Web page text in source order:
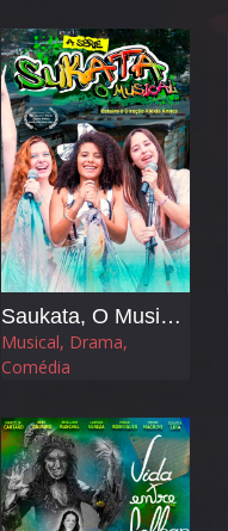
Saukata, O Musical - Asérie
Musical, Drama,
Comédia